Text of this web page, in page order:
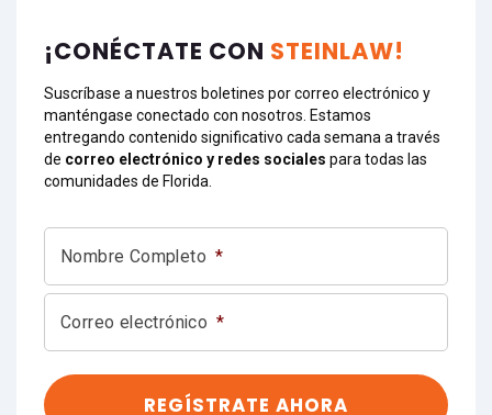
¡CONÉCTATE CON STEINLAW!
Suscríbase a nuestros boletines por correo electrónico y
manténgase conectado con nosotros. Estamos
entregando contenido significativo cada semana a través
de correo electrónico y redes sociales para todas las
comunidades de Florida.
Nombre Completo *
Correo electrónico *